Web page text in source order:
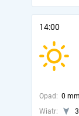
14:00
Opad: 0 mm
Wiatr: